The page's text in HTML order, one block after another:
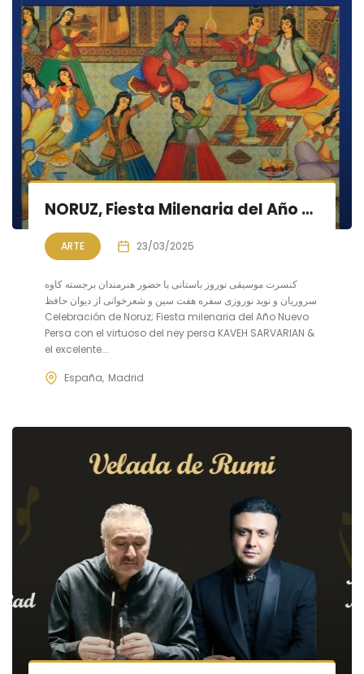
NORUZ, Fiesta Milenaria del Año Nuevo Persa
ARTE 23/03/2025
کنسرت موسیقی نوروز باستانی با حضور هنرمندان برجسته کاوه
سروریان و نوید نوروزی سفره هفت سین و شعرخوانی از دیوان حافظ
Celebración de Noruz; Fiesta milenaria del Año Nuevo
Persa con el virtuoso del ney persa KAVEH SARVARIAN &
el excelente...
España Madrid